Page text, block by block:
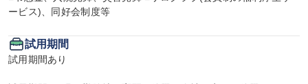
ービス)、同好会制度等
試用期間
試用期間あり